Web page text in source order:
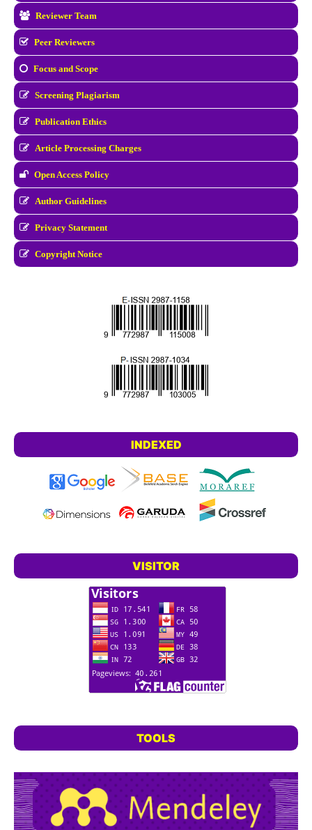
Reviewer Team
Peer Reviewers
Focus and Scope
Screening Plagiarism
Publication Ethics
Article Processing Charges
Open Access Policy
Author Guidelines
Privacy Statement
Copyright Notice
INDEXED
VISITOR
TOOLS